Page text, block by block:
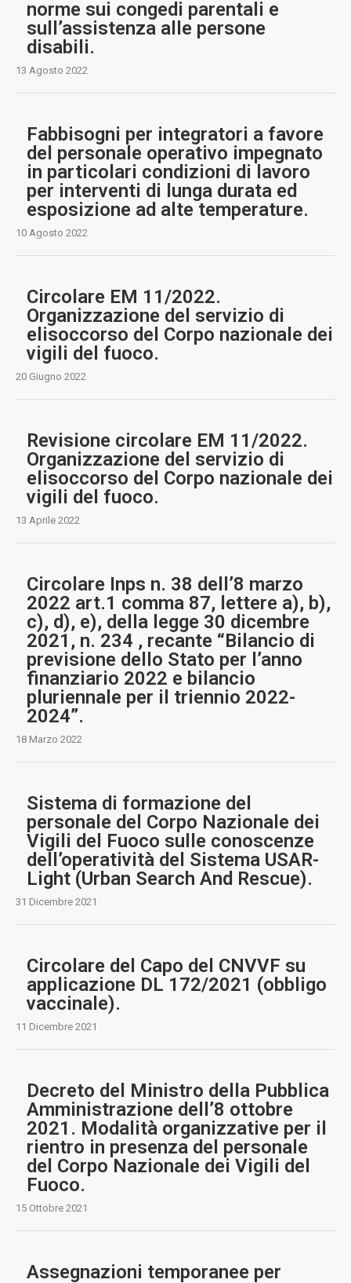
norme sui congedi parentali e
sull’assistenza alle persone
disabili.
13 Agosto 2022
Fabbisogni per integratori a favore
del personale operativo impegnato
in particolari condizioni di lavoro
per interventi di lunga durata ed
esposizione ad alte temperature.
10 Agosto 2022
Circolare EM 11/2022.
Organizzazione del servizio di
elisoccorso del Corpo nazionale dei
vigili del fuoco.
20 Giugno 2022
Revisione circolare EM 11/2022.
Organizzazione del servizio di
elisoccorso del Corpo nazionale dei
vigili del fuoco.
13 Aprile 2022
Circolare Inps n. 38 dell’8 marzo
2022 art.1 comma 87, lettere a), b),
c), d), e), della legge 30 dicembre
2021, n. 234 , recante “Bilancio di
previsione dello Stato per l’anno
finanziario 2022 e bilancio
pluriennale per il triennio 2022-
2024”.
18 Marzo 2022
Sistema di formazione del
personale del Corpo Nazionale dei
Vigili del Fuoco sulle conoscenze
dell’operatività del Sistema USAR-
Light (Urban Search And Rescue).
31 Dicembre 2021
Circolare del Capo del CNVVF su
applicazione DL 172/2021 (obbligo
vaccinale).
11 Dicembre 2021
Decreto del Ministro della Pubblica
Amministrazione dell’8 ottobre
2021. Modalità organizzative per il
rientro in presenza del personale
del Corpo Nazionale dei Vigili del
Fuoco.
15 Ottobre 2021
Assegnazioni temporanee per